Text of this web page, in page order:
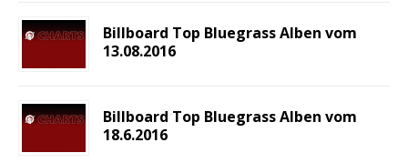
Billboard Top Bluegrass Alben vom
13.08.2016
Billboard Top Bluegrass Alben vom
18.6.2016